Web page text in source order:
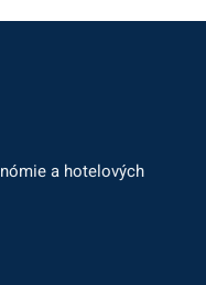
a hotelových